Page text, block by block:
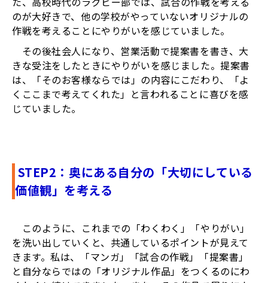
のが大好きで、他の学校がやっていないオリジナルの
作戦を考えることにやりがいを感じていました。
その後社会人になり、営業活動で提案書を書き、大
きな受注をしたときにやりがいを感じました。提案書
は、「そのお客様ならでは」の内容にこだわり、「よ
くここまで考えてくれた」と言われることに喜びを感
じていました。
STEP2：奥にある自分の「大切にしている
価値観」を考える
このように、これまでの「わくわく」「やりがい」
を洗い出していくと、共通しているポイントが見えて
きます。私は、「マンガ」「試合の作戦」「提案書」
と自分ならではの「オリジナル作品」をつくるのにわ